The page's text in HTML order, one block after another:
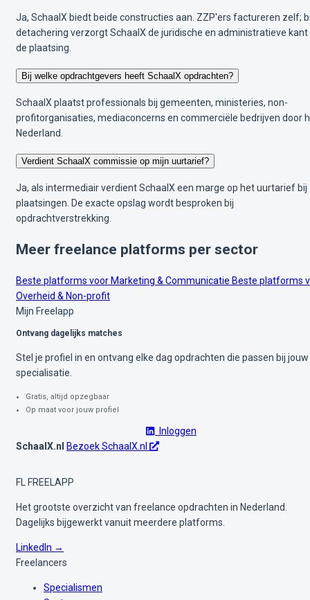
Ja, SchaalX biedt beide constructies aan. ZZP'ers factureren zelf;
detachering verzorgt SchaalX de juridische en administratieve kant
de plaatsing.
Bij welke opdrachtgevers heeft SchaalX opdrachten?
SchaalX plaatst professionals bij gemeenten, ministeries, non-
profitorganisaties, mediaconcerns en commerciële bedrijven door
Nederland.
Verdient SchaalX commissie op mijn uurtarief?
Ja, als intermediair verdient SchaalX een marge op het uurtarief bij
plaatsingen. De exacte opslag wordt besproken bij
opdrachtverstrekking.
Meer freelance platforms per sector
Beste platforms voor Marketing & Communicatie Beste platforms
Overheid & Non-profit
Mijn Freelapp
Ontvang dagelijks matches
Stel je profiel in en ontvang elke dag opdrachten die passen bij jouw
specialisatie.
Gratis, altijd opzegbaar
Op maat voor jouw profiel
Inloggen
SchaalX.nl
Bezoek SchaalX.nl
FL FREELAPP
Het grootste overzicht van freelance opdrachten in Nederland.
Dagelijks bijgewerkt vanuit meerdere platforms.
LinkedIn →
Freelancers
Specialismen